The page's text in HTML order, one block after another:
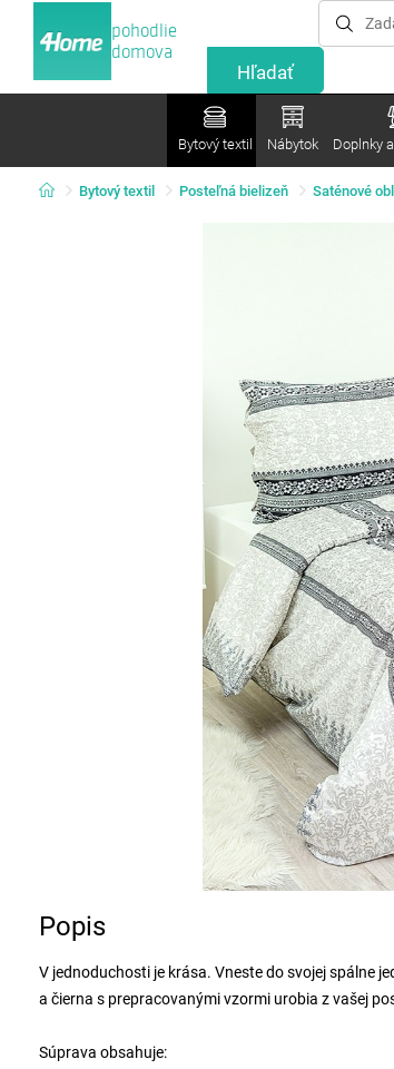
pohodlie
domova
Bytový textil Nábytok Doplnky
Bytový textil Posteľná bielizeň Saténové
Popis
V jednoduchosti je krása. Vneste do svojej spálne
a čierna s prepracovanými vzormi urobia z vašej
Súprava obsahuje: